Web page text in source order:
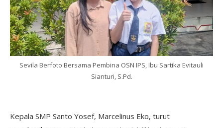
Sevila Berfoto Bersama Pembina OSN IPS, Ibu Sartika Evitauli
Sianturi, S.Pd.
‎Kepala SMP Santo Yosef, Marcelinus Eko, turut